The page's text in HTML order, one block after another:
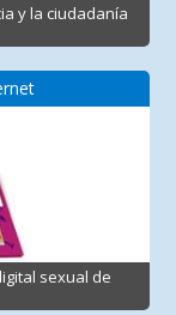
y la ciudadanía
sexual de